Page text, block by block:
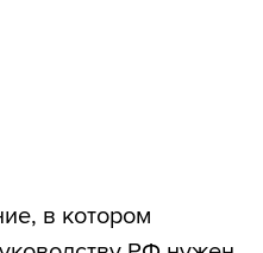
в котором